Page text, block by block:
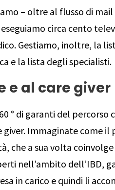
– oltre al flusso di
circa cento
Gestiamo, inoltre, la
e la lista degli specialisti.
e al care giver
° di garanti del
Immaginate come il
che a sua volta
nell’ambito dell’IBD,
in carico e quindi li